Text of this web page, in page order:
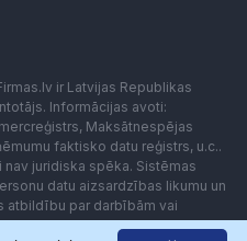
ir Latvijas Republikas
Informācijas avoti:
Maksātnespējas
faktisko datu reģistrs, u.c..
nav juridiska spēka. Sistēmas
datu aizsardzības likumu un
atbildību par darbībām vai
Lietotājam aizliegts